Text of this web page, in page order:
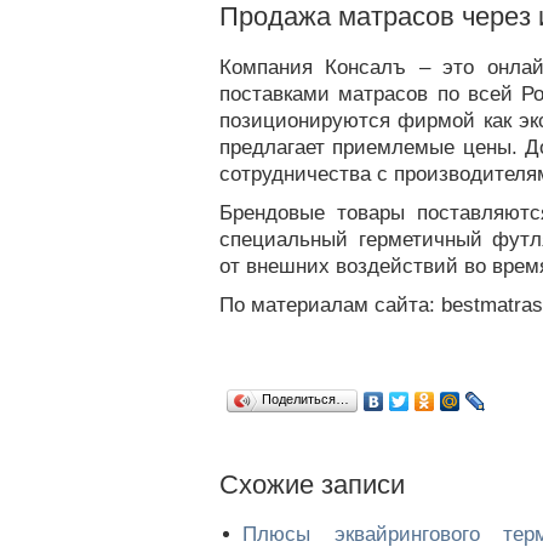
Продажа матрасов через
Компания Консалъ – это
поставками матрасов по всей
позиционируются фирмой как
предлагает приемлемые цены.
сотрудничества с
Брендовые товары
специальный герметичный
от внешних воздействий во
По материалам сайта:
Поделиться…
Cхожие записи
Плюсы эквайрингового